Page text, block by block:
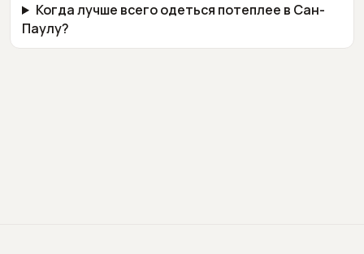
Когда лучше всего одеться потеплее в Сан-
Паулу?